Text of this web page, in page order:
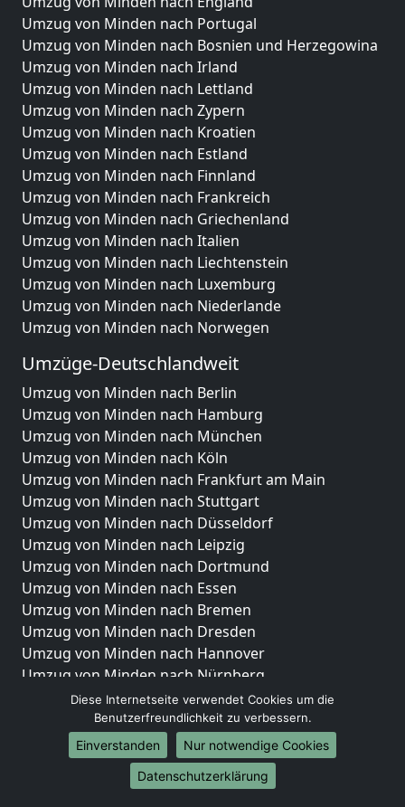
Umzug von Minden nach Portugal
Umzug von Minden nach Bosnien und Herzegowina
Umzug von Minden nach Irland
Umzug von Minden nach Lettland
Umzug von Minden nach Zypern
Umzug von Minden nach Kroatien
Umzug von Minden nach Estland
Umzug von Minden nach Finnland
Umzug von Minden nach Frankreich
Umzug von Minden nach Griechenland
Umzug von Minden nach Italien
Umzug von Minden nach Liechtenstein
Umzug von Minden nach Luxemburg
Umzug von Minden nach Niederlande
Umzug von Minden nach Norwegen
Umzüge-Deutschlandweit
Umzug von Minden nach Berlin
Umzug von Minden nach Hamburg
Umzug von Minden nach München
Umzug von Minden nach Köln
Umzug von Minden nach Frankfurt am Main
Umzug von Minden nach Stuttgart
Umzug von Minden nach Düsseldorf
Umzug von Minden nach Leipzig
Umzug von Minden nach Dortmund
Umzug von Minden nach Essen
Umzug von Minden nach Bremen
Umzug von Minden nach Dresden
Umzug von Minden nach Hannover
Umzug von Minden nach Nürnberg
Umzug von Minden nach Duisburg
Umzug von Minden nach Bochum
Umzug von Minden nach Wuppertal
Umzug von Minden nach Bielefeld
Umzug von Minden nach Bonn
Diese Internetseite verwendet Cookies um die
Benutzerfreundlichkeit zu verbessern.
Einverstanden
Nur notwendige Cookies
Datenschutzerklärung